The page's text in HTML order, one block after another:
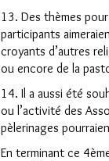
13. Des thèmes
participants
croyants d’autres
ou encore de la
14. Il a aussi été
ou l’activité des
pèlerinages
En terminant ce